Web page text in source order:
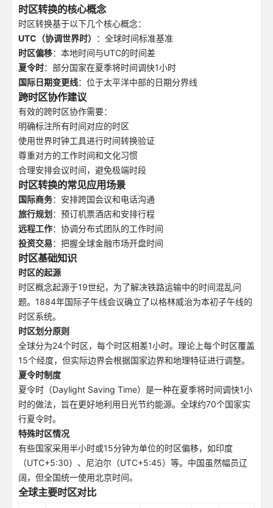
时区转换的核心概念
时区转换基于以下几个核心概念：
UTC（协调世界时）
：全球时间标准基准
时区偏移：本地时间与UTC的时间差
夏令时：部分国家在夏季将时间调快1小时
国际日期变更线：位于太平洋中部的日期分界线
跨时区协作建议
有效的跨时区协作需要：
明确标注所有时间对应的时区
使用世界时钟工具进行时间转换验证
尊重对方的工作时间和文化习惯
合理安排会议时间，避免极端时段
时区转换的常见应用场景
国际商务：安排跨国会议和电话沟通
旅行规划 ：预订机票酒店和安排行程
远程工作：协调分布式团队的工作时间
投资交易：把握全球金融市场开盘时间
时区基础知识
时区的起源
时区概念起源于19世纪，为了解决铁路运输中的时间混乱问
题。1884年国际子午线会议确立了以格林威治为本初子午线的
时区系统。
时区划分原则
全球分为24个时区，每个时区相差1小时。理论上每个时区覆盖
15个经度，但实际边界会根据国家边界和地理特征进行调整。
夏令时制度
夏令时（Daylight Saving Time）是一种在夏季将时间调快1小
时的做法，旨在更好地利用日光节约能源。全球约70个国家实
行夏令时。
特殊时区情况
有些国家采用半小时或15分钟为单位的时区偏移，如印度
（UTC+5:30）、尼泊尔（UTC+5:45）等。中国虽然幅员辽
阔，但全国统一使用北京时间。
全球主要时区对比